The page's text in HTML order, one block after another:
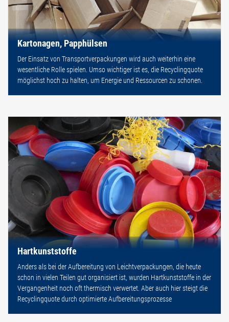
Kartonagen, Papphülsen
Der Einsatz von Transportverpackungen wird auch weiterhin eine
wesentliche Rolle spielen. Umso wichtiger ist es, die Recyclingquote
möglichst hoch zu halten, um Energie und Ressourcen zu schonen.
Hartkunststoffe
Anders als bei der Aufbereitung von Leichtverpackungen, die heute
schon in vielen Teilen gut organisiert ist, wurden Hartkunststoffe in der
Vergangenheit noch oft thermisch verwertet. Aber auch hier steigt die
Recyclingquote durch optimierte Aufbereitungsprozesse